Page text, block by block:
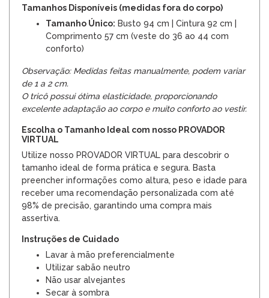
Tamanhos Disponíveis (medidas fora do corpo)
Tamanho Único: Busto 94 cm | Cintura 92 cm |
Comprimento 57 cm (veste do 36 ao 44 com
conforto)
Observação: Medidas feitas manualmente, podem variar
de 1 a 2 cm.
O tricô possui ótima elasticidade, proporcionando
excelente adaptação ao corpo e muito conforto ao vestir.
Escolha o Tamanho Ideal com nosso PROVADOR
VIRTUAL
Utilize nosso PROVADOR VIRTUAL para descobrir o
tamanho ideal de forma prática e segura. Basta
preencher informações como altura, peso e idade para
receber uma recomendação personalizada com até
98% de precisão, garantindo uma compra mais
assertiva.
Instruções de Cuidado
Lavar à mão preferencialmente
Utilizar sabão neutro
Não usar alvejantes
Secar à sombra